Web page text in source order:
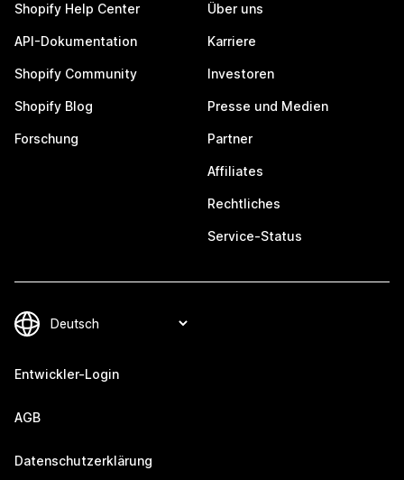
Shopify Help Center
API-Dokumentation
Shopify Community
Shopify Blog
Forschung
Über uns
Karriere
Investoren
Presse und Medien
Partner
Affiliates
Rechtliches
Service-Status
Entwickler-Login
AGB
Datenschutzerklärung